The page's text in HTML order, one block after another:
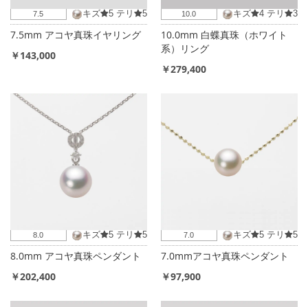
7.5 キズ 5 テリ 5
7.5mm アコヤ真珠イヤリング
￥143,000
10.0 キズ 4 テリ 3
10.0mm 白蝶真珠（ホワイト
系）リング
￥279,400
8.0 キズ 5 テリ 5
8.0mm アコヤ真珠ペンダント
￥202,400
7.0 キズ 5 テリ 5
7.0mmアコヤ真珠ペンダント
￥97,900